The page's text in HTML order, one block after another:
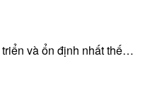
và ổn định nhất thế…